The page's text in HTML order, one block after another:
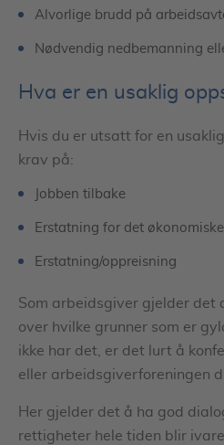
Alvorlige brudd på
Nødvendig nedbemanning
Hva er en usaklig
Hvis du er utsatt for en
krav på:
Jobben tilbake
Erstatning for det
Erstatning/oppreisning
Som arbeidsgiver gjelder det
over hvilke grunner som er
ikke har det, er det lurt å
eller arbeidsgiverforeningen
Her gjelder det å ha god
rettigheter hele tiden blir